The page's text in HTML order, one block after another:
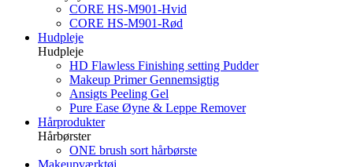
CORE HS-M901-Hvid
CORE HS-M901-Rød
Hudpleje
Hudpleje
HD Flawless Finishing setting Pudder
Makeup Primer Gennemsigtig
Ansigts Peeling Gel
Pure Ease Øyne & Leppe Remover
Hårprodukter
Hårbørster
ONE brush sort hårbørste
Makeupværktøj